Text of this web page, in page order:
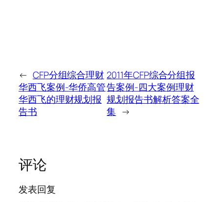
← CFP分组综合理财
华西飞案例-华侨高管
华西飞的理财规划报
告书
2011年CFP综合分组报
告案例-四大案例理财
规划报告书解析答案全
集 →
评论
发表回复